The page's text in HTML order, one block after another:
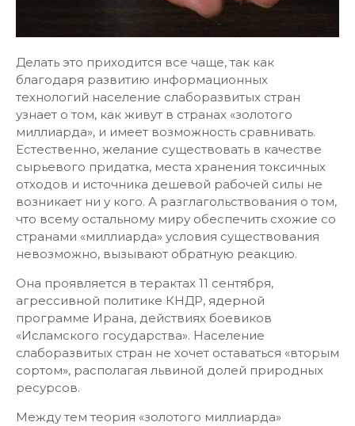
Делать это приходится все чаще, так как
благодаря развитию информационных
технологий население слаборазвитых стран
узнает о том, как живут в странах «золотого
миллиарда», и имеет возможность сравнивать.
Естественно, желание существовать в качестве
сырьевого придатка, места хранения токсичных
отходов и источника дешевой рабочей силы не
возникает ни у кого. А разглагольствования о том,
что всему остальному миру обеспечить схожие со
странами «миллиарда» условия существования
невозможно, вызывают обратную реакцию.
Она проявляется в терактах 11 сентября,
агрессивной политике КНДР, ядерной
программе Ирана, действиях боевиков
«Исламского государства». Население
слаборазвитых стран не хочет оставаться «вторым
сортом», располагая львиной долей природных
ресурсов.
Между тем теория «золотого миллиарда»